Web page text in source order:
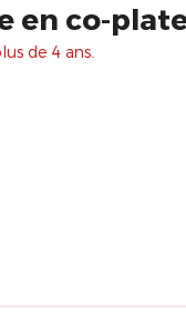
en co-
de 4 ans.